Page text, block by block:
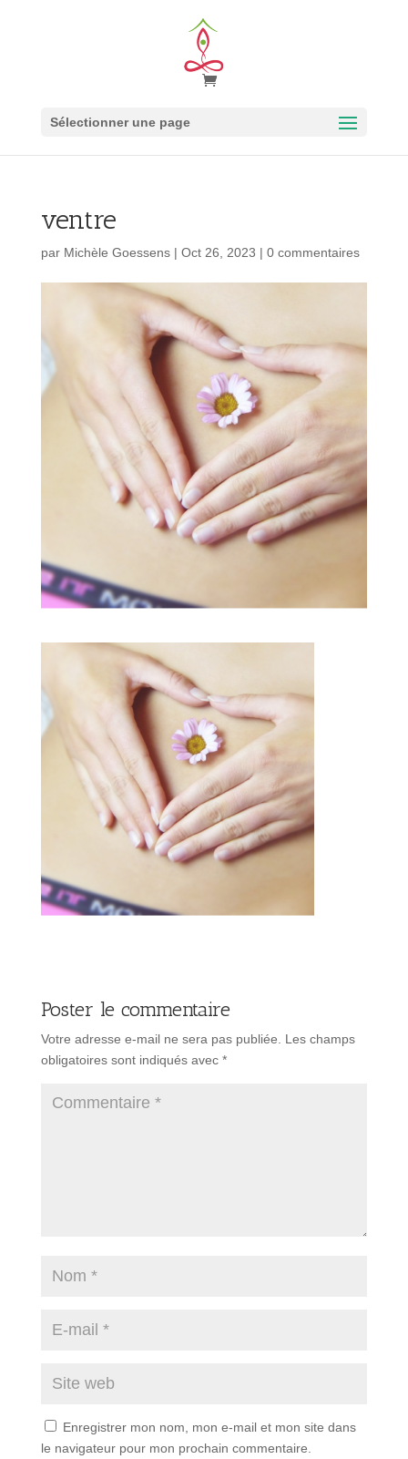
Sélectionner une page
ventre
par Michèle Goessens| Oct 26, 2023 | 0 commentaires
Poster le commentaire
Votre adresse e-mail ne sera pas publiée. Les champs
obligatoires sont indiqués avec *
Enregistrer mon nom, mon e-mail et mon site dans
le navigateur pour mon prochain commentaire.